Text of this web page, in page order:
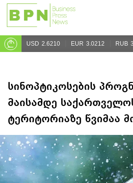
USD 2.6210 EUR 3.0212 RUB
სინოპტიკოსების
მაისამდე
ტერიტორიაზე წვიმაა